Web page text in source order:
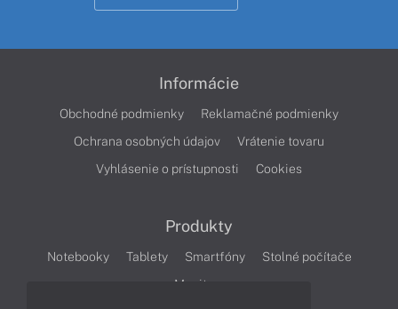
Informácie
Obchodné podmienky
Reklamačné podmienky
Ochrana osobných údajov
Vrátenie tovaru
Vyhlásenie o prístupnosti
Cookies
Produkty
Notebooky Tablety Smartfóny
Stolné počítače
Monitory